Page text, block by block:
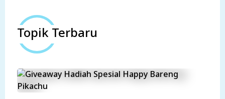
Topik Terbaru